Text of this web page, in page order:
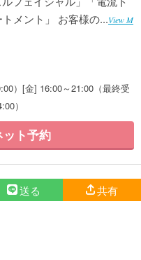
メント」 お客様の...View M
）[金] 16:00～21:00（最終受
）
ト予約
送る 共有